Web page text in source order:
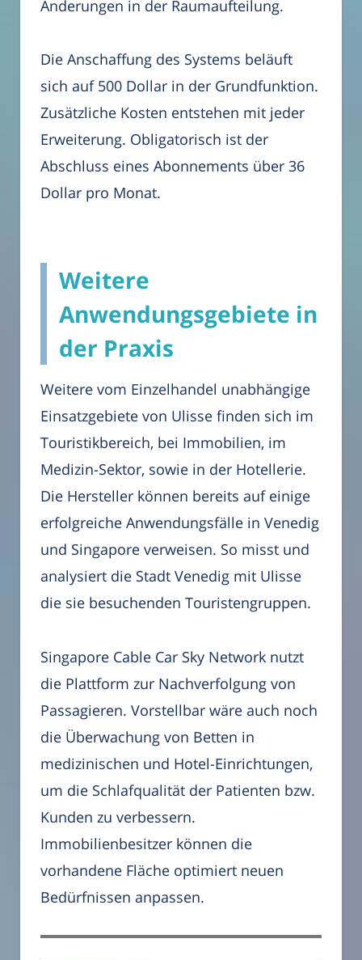
Änderungen in der Raumaufteilung.
Die Anschaffung des Systems beläuft
sich auf 500 Dollar in der Grundfunktion.
Zusätzliche Kosten entstehen mit jeder
Erweiterung. Obligatorisch ist der
Abschluss eines Abonnements über 36
Dollar pro Monat.
Weitere
Anwendungsgebiete in
der Praxis
Weitere vom Einzelhandel unabhängige
Einsatzgebiete von Ulisse finden sich im
Touristikbereich, bei Immobilien, im
Medizin-Sektor, sowie in der Hotellerie.
Die Hersteller können bereits auf einige
erfolgreiche Anwendungsfälle in Venedig
und Singapore verweisen. So misst und
analysiert die Stadt Venedig mit Ulisse
die sie besuchenden Touristengruppen.
Singapore Cable Car Sky Network nutzt
die Plattform zur Nachverfolgung von
Passagieren. Vorstellbar wäre auch noch
die Überwachung von Betten in
medizinischen und Hotel-Einrichtungen,
um die Schlafqualität der Patienten bzw.
Kunden zu verbessern.
Immobilienbesitzer können die
vorhandene Fläche optimiert neuen
Bedürfnissen anpassen.